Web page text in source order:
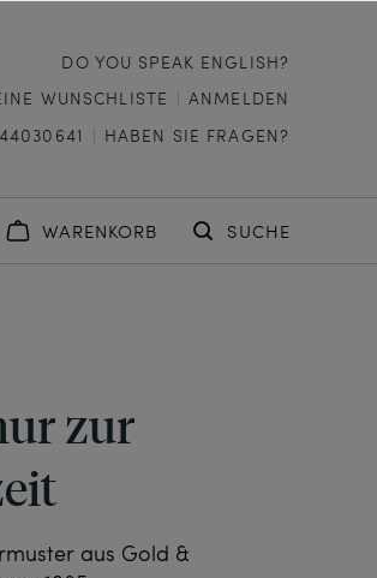
DO YOU SPEAK ENGLISH?
WUNSCHLISTE
ANMELDEN
HABEN SIE FRAGEN?
WARENKORB SUCHE
zur
aus Gold &